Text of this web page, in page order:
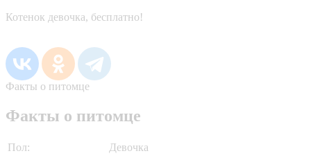
Котенок девочка, бесплатно!
Факты о питомце
Факты о питомце
Пол:
Девочка